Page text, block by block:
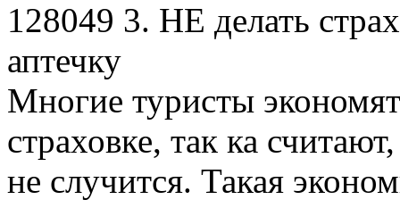
128049 3. НЕ делать
аптечку
Многие туристы
страховке, так ка
не случится. Такая